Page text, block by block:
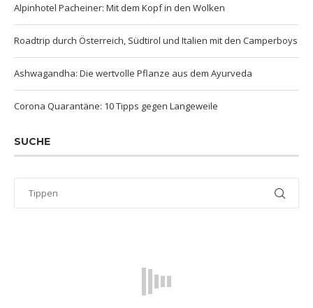
Alpinhotel Pacheiner: Mit dem Kopf in den Wolken
Roadtrip durch Österreich, Südtirol und Italien mit den Camperboys
Ashwagandha: Die wertvolle Pflanze aus dem Ayurveda
Corona Quarantäne: 10 Tipps gegen Langeweile
SUCHE